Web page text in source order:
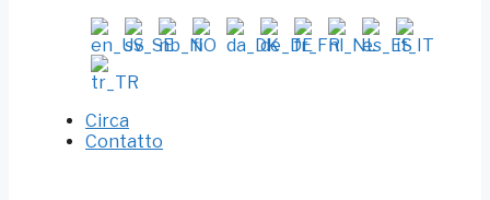
Circa
Contatto